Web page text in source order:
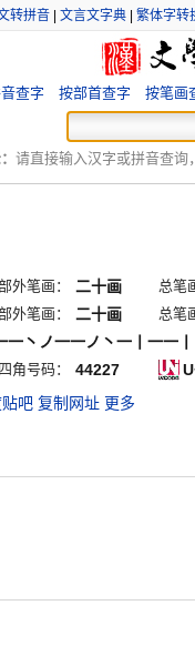
转拼音 文言文字典 繁体字转
查字 按部首查字 按笔画
请直接输入汉字或拼音查询
外笔画： 二十画
总笔
外笔画： 二十画
总笔
一丶ノ一一ノ丶一丨一一
四角号码： 44227
吧 复制网址 更多